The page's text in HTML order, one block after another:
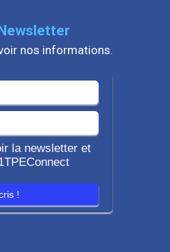
nos informations.
la newsletter et
!